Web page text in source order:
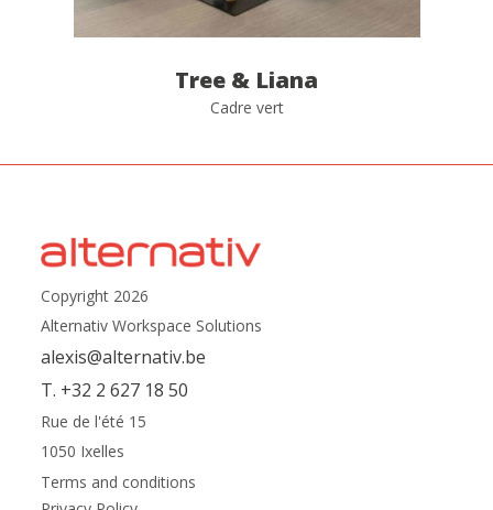
Tree & Liana
Cadre vert
Copyright 2026
Alternativ Workspace Solutions
alexis@alternativ.be
T. +32 2 627 18 50
Rue de l'été 15
1050 Ixelles
Terms and conditions